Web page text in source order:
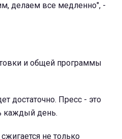
делаем все медленно", -
и общей программы
достаточно. Пресс - это
каждый день.
не только